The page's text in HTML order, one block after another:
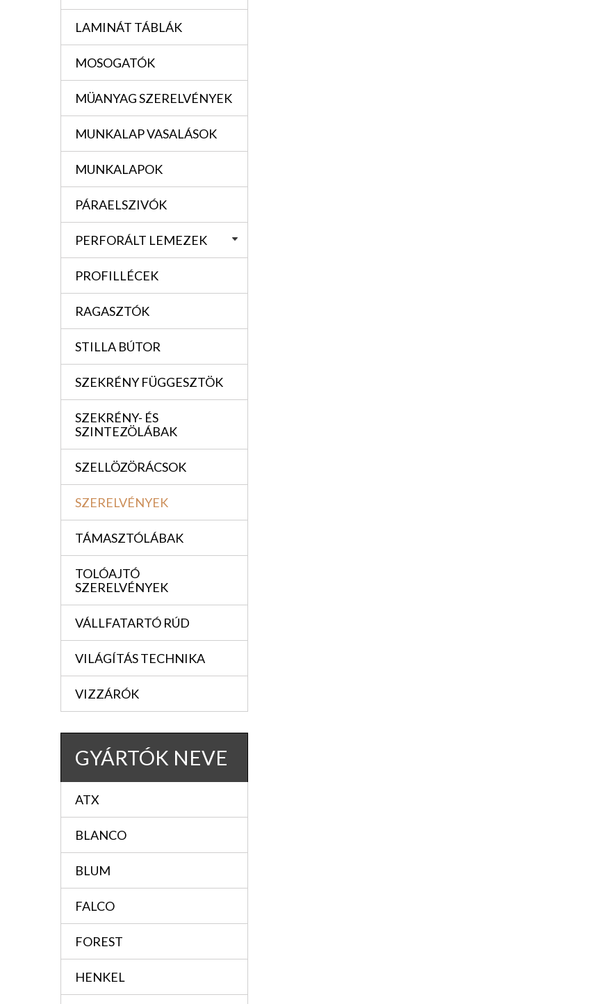
LAMINÁT TÁBLÁK
MOSOGATÓK
MÜANYAG SZERELVÉNYEK
MUNKALAP VASALÁSOK
MUNKALAPOK
PÁRAELSZIVÓK
PERFORÁLT LEMEZEK
PROFILLÉCEK
RAGASZTÓK
STILLA BÚTOR
SZEKRÉNY FÜGGESZTÖK
SZEKRÉNY- ÉS
SZINTEZÖLÁBAK
SZELLÖZÖRÁCSOK
SZERELVÉNYEK
TÁMASZTÓLÁBAK
TOLÓAJTÓ
SZERELVÉNYEK
VÁLLFATARTÓ RÚD
VILÁGÍTÁS TECHNIKA
VIZZÁRÓK
GYÁRTÓK NEVE
ATX
BLANCO
BLUM
FALCO
FOREST
HENKEL